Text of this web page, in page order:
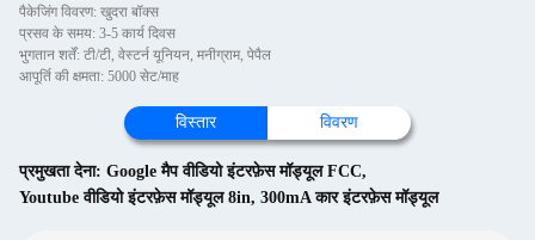
पैकेजिंग विवरण: खुदरा बॉक्स
प्रसव के समय: 3-5 कार्य दिवस
भुगतान शर्तें: टी/टी, वेस्टर्न यूनियन, मनीग्राम, पेपैल
आपूर्ति की क्षमता: 5000 सेट/माह
विस्तार विवरण
प्रमुखता देना: Google मैप वीडियो इंटरफ़ेस मॉड्यूल FCC,
Youtube वीडियो इंटरफ़ेस मॉड्यूल 8in, 300mA कार इंटरफ़ेस मॉड्यूल